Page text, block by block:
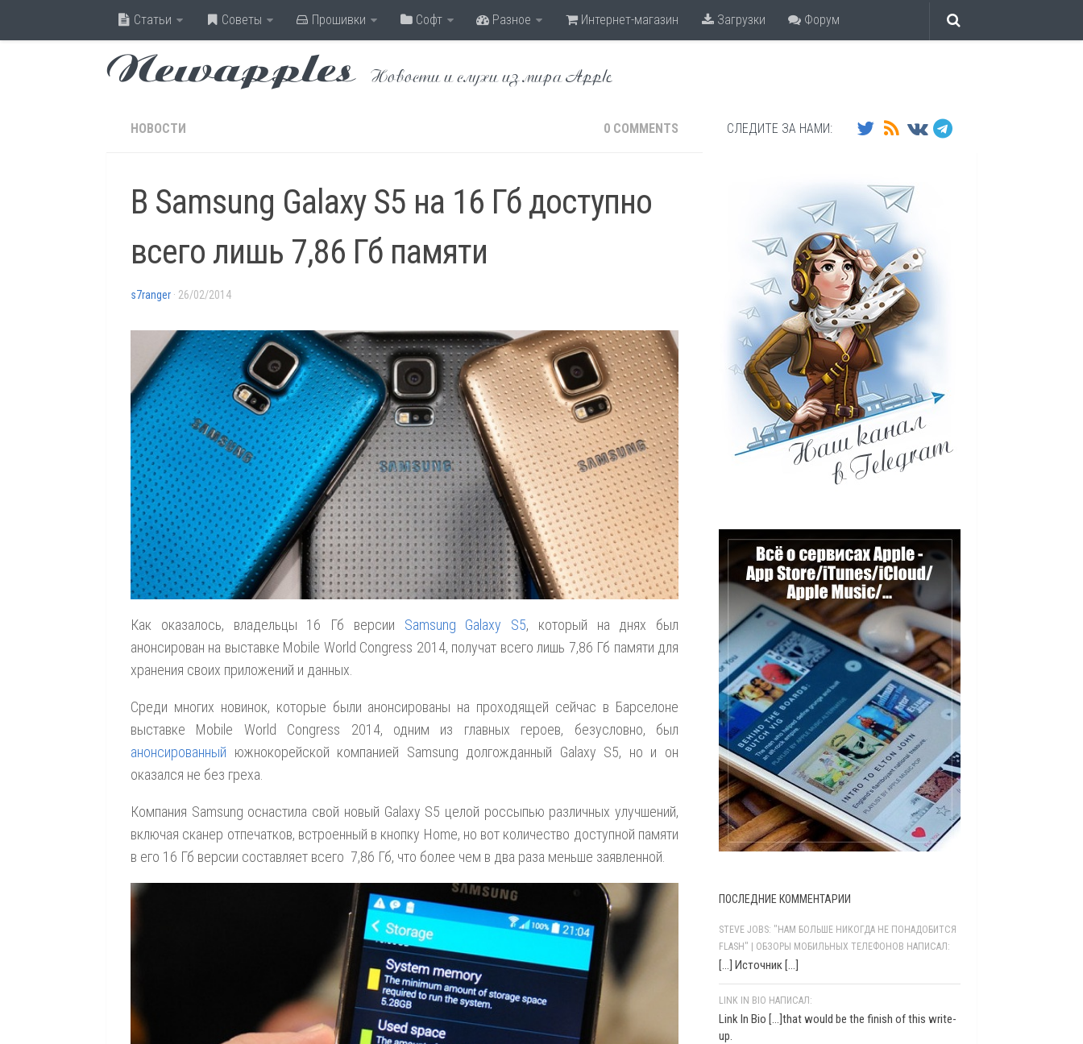
Статьи Советы Прошивки Софт Разное Интернет-магазин Загрузки Форум
Newapples Новости и слухи из мира Apple
НОВОСТИ 0 COMMENTS
В Samsung Galaxy S5 на 16 Гб доступно
всего лишь 7,86 Гб памяти
s7ranger · 26/02/2014
Как оказалось, владельцы 16 Гб версии Samsung Galaxy S5, который на днях был
анонсирован на выставке Mobile World Congress 2014, получат всего лишь 7,86 Гб памяти для
хранения своих приложений и данных.
Среди многих новинок, которые были анонсированы на проходящей сейчас в Барселоне
выставке Mobile World Congress 2014, одним из главных героев, безусловно, был
анонсированный южнокорейской компанией Samsung долгожданный Galaxy S5, но и он
оказался не без греха.
Компания Samsung оснастила свой новый Galaxy S5 целой россыпью различных улучшений,
включая сканер отпечатков, встроенный в кнопку Home, но вот количество доступной памяти
в его 16 Гб версии составляет всего 7,86 Гб, что более чем в два раза меньше заявленной.
СЛЕДИТЕ ЗА НАМИ:
ПОСЛЕДНИЕ КОММЕНТАРИИ
STEVE JOBS: "НАМ БОЛЬШЕ НИКОГДА НЕ ПОНАДОБИТСЯ
FLASH" | ОБЗОРЫ МОБИЛЬНЫХ ТЕЛЕФОНОВ НАПИСАЛ:
[…] Источник […]
LINK IN BIO НАПИСАЛ:
Link In Bio [...]that would be the finish of this write-
up.